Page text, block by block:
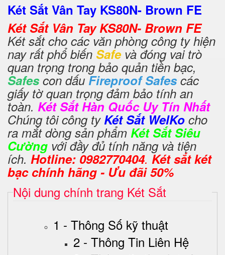
Két Sắt Vân Tay KS80N- Brown FE
Két Sắt Vân Tay KS80N- Brown FE
Két sắt cho các văn phòng công ty hiện
nay rất phổ biến Safe và đóng vai trò
quan trọng trong bảo quản tiền bạc,
Safescon dấu Fireproof Safescác
giấy tờ quan trọng đảm bảo tính an
toàn. Két Sắt Hàn Quốc Uy Tín Nhất
Chúng tôi công ty Két Sắt WelKo cho
ra mắt dòng sản phẩm Két Sắt Siêu
Cường với đầy đủ tính năng và tiện
ích. Hotline: 0982770404. Két sắt két
bạc chính hãng - Ưu đãi 50%
Nội dung chính trang Két Sắt
1 - Thông Số kỹ thuật
2 - Thông Tin Liên Hệ